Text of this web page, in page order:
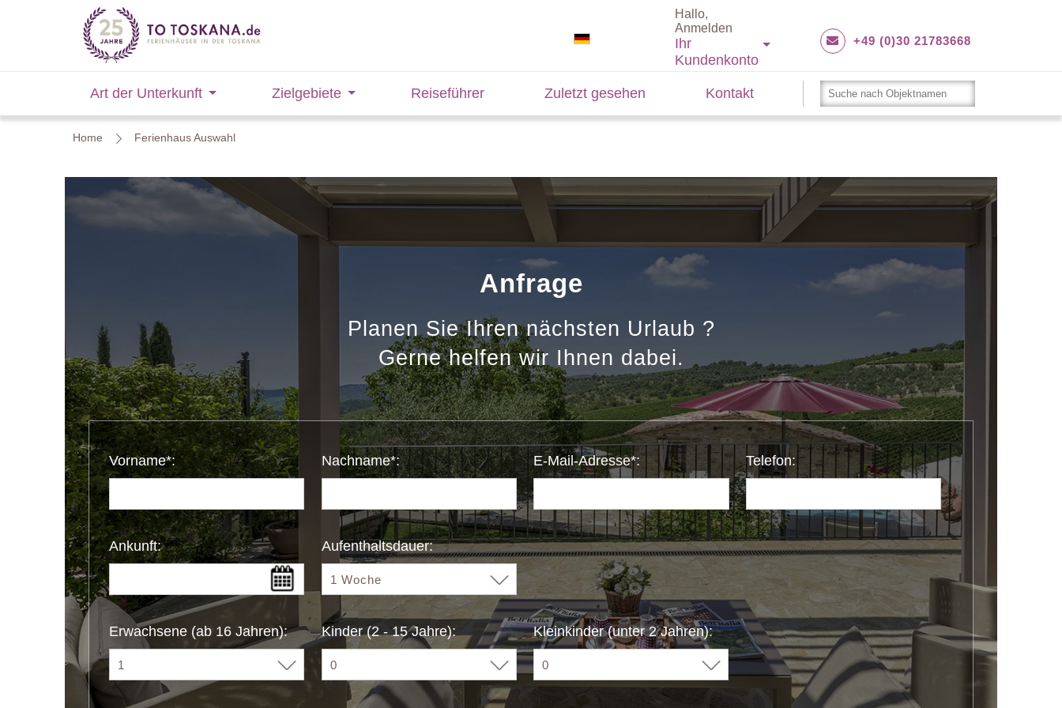
Hallo,
Anmelden
Ihr
Kundenkonto
+49 (0)30 21783668
Art der Unterkunft Zielgebiete Reiseführer Zuletzt gesehen Kontakt
Home Ferienhaus Auswahl
Anfrage
Planen Sie Ihren nächsten Urlaub ?
Gerne helfen wir Ihnen dabei.
Vorname*: Nachname*: E-Mail-Adresse*: Telefon:
Ankunft: Aufenthaltsdauer:
Erwachsene (ab 16 Jahren): Kinder (2 - 15 Jahre): Kleinkinder (unter 2 Jahren):